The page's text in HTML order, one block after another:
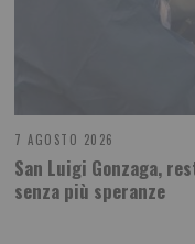
7 AGOSTO 2026
San Luigi Gonzaga,
senza più speranze